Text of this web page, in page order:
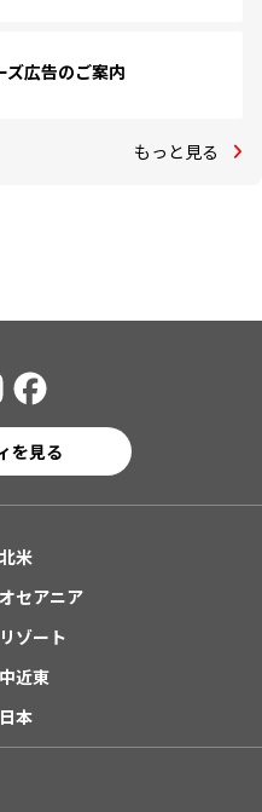
ズ広告のご案内
もっと見る
を見る
北米
オセアニア
リゾート
中近東
日本